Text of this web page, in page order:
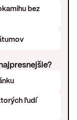
bez
ľudí